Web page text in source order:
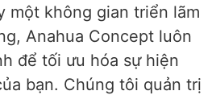
một không gian triển lãm
Anahua Concept luôn
để tối ưu hóa sự hiện
bạn. Chúng tôi quản trị